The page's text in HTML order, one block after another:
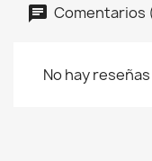
Comentarios
No hay